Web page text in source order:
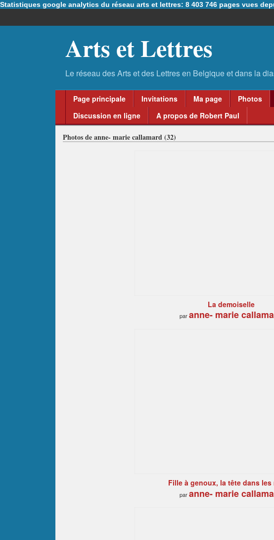
Statistiques google analytics du réseau arts et lettres: 8 403 746 pages vues
Arts et Lettres
Page principale Invitations Ma page Photos
Discussion en ligne
A propos de Robert Paul
Photos de anne- marie callamard (32)
La demoiselle
paranne- marie
Fille à genoux, la tête dans les
paranne- marie